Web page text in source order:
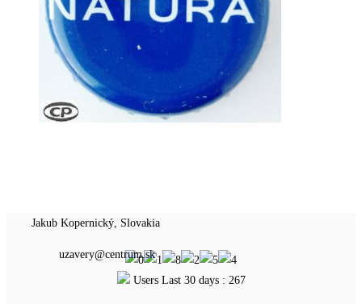
Jakub Kopernický, Slovakia
uzavery@centrum.sk
Users Last 30 days : 267